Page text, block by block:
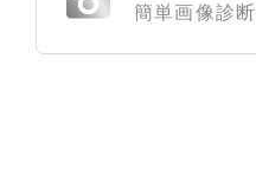
簡単画像診断